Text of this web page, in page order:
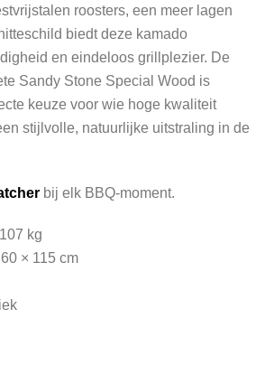
roosters, een meer lagen
biedt deze kamado
en eindeloos grillplezier. De
Sandy Stone Special Wood is
keuze voor wie hoge kwaliteit
stijlvolle, natuurlijke uitstraling in de
bij elk BBQ-moment.
kg
× 115 cm